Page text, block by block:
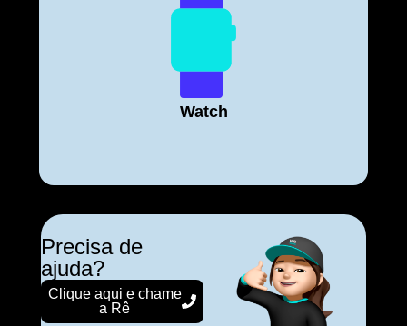
Watch
Precisa de
ajuda?
Clique aqui e chame
a Rê